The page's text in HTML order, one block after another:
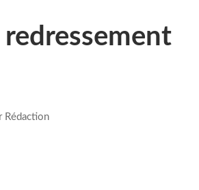
Rédaction